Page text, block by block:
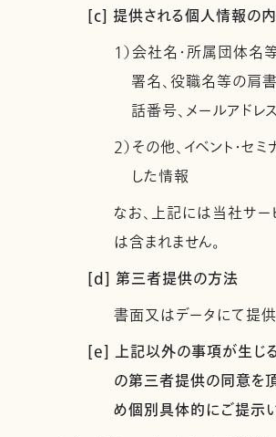
[c] 提供される個人情報の
1）会社名・所属団体名
署名、役職名等の肩書
話番号、メールアド
2）その他、イベント・セ
した情報
なお、上記には当社サー
は含まれません。
[d] 第三者提供の方法
書面又はデータにて提供
[e] 上記以外の事項が生じ
の第三者提供の同意を
め個別具体的にご提示い